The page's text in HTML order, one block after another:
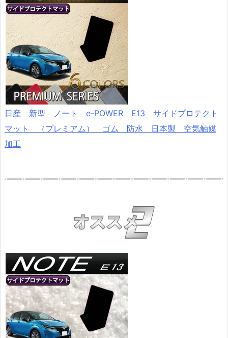
日産 新型 ノート e-POWER E13 サイドプロテクト
マット （プレミアム） ゴム 防水 日本製 空気触媒
加工